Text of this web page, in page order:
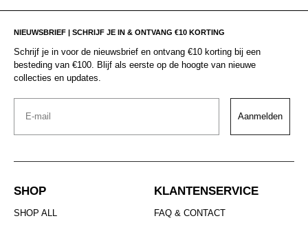
NIEUWSBRIEF | SCHRIJF JE IN & ONTVANG €10 KORTING
Schrijf je in voor de nieuwsbrief en ontvang €10 korting bij een
besteding van €100. Blijf als eerste op de hoogte van nieuwe
collecties en updates.
Email
Aanmelden
SHOP
SHOP ALL
KLANTENSERVICE
FAQ & CONTACT